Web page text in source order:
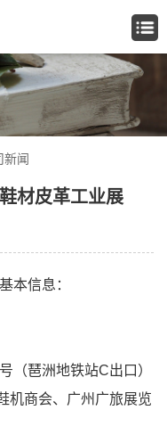
新闻
材皮革工业展
本信息：
（琶洲地铁站C出口）
机商会、广州广旅展览